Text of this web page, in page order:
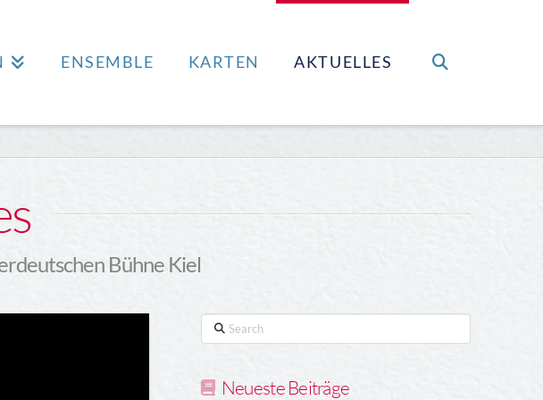
ENSEMBLE KARTEN AKTUELLES
Bühne Kiel
Search
Neueste Beiträge